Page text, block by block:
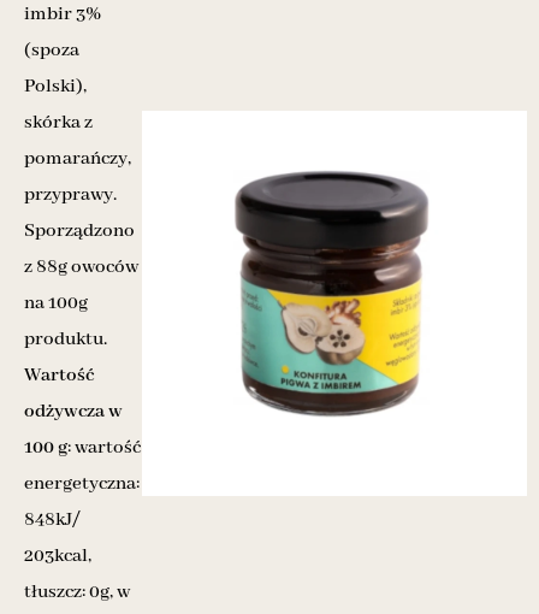
imbir 3%
(spoza
Polski),
skórka z
pomarańczy,
przyprawy.
Sporządzono
z 88g owoców
na 100g
produktu.
Wartość
odżywcza w
100 g: wartość
energetyczna:
848kJ/
203kcal,
tłuszcz: 0g, w